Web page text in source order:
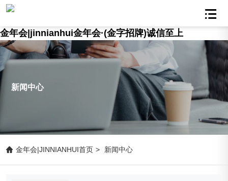
金年会|jinnianhui金年会·(金字招牌)诚信至上
新闻中心
金年会|JINNIANHUI首页 > 新闻中心